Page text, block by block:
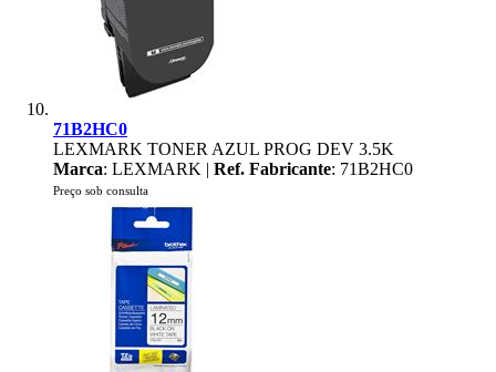
71B2HC0
LEXMARK TONER AZUL PROG DEV 3.5K
Marca: LEXMARK | Ref. Fabricante: 71B2HC0
Preço sob consulta